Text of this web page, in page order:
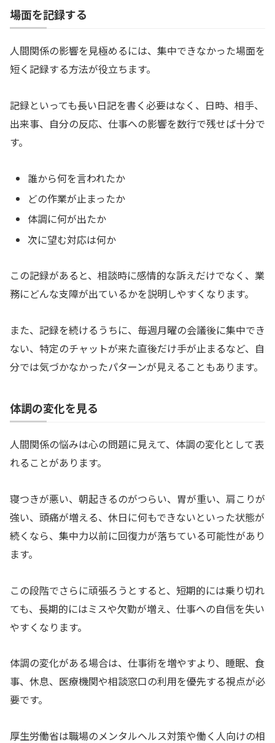
場面を記録する
人間関係の影響を見極めるには、集中できなかった場面を
短く記録する方法が役立ちます。
記録といっても長い日記を書く必要はなく、日時、相手、
出来事、自分の反応、仕事への影響を数行で残せば十分で
す。
誰から何を言われたか
どの作業が止まったか
体調に何が出たか
次に望む対応は何か
この記録があると、相談時に感情的な訴えだけでなく、業
務にどんな支障が出ているかを説明しやすくなります。
また、記録を続けるうちに、毎週月曜の会議後に集中でき
ない、特定のチャットが来た直後だけ手が止まるなど、自
分では気づかなかったパターンが見えることもあります。
体調の変化を見る
人間関係の悩みは心の問題に見えて、体調の変化として表
れることがあります。
寝つきが悪い、朝起きるのがつらい、胃が重い、肩こりが
強い、頭痛が増える、休日に何もできないといった状態が
続くなら、集中力以前に回復力が落ちている可能性があり
ます。
この段階でさらに頑張ろうとすると、短期的には乗り切れ
ても、長期的にはミスや欠勤が増え、仕事への自信を失い
やすくなります。
体調の変化がある場合は、仕事術を増やすより、睡眠、食
事、休息、医療機関や相談窓口の利用を優先する視点が必
要です。
厚生労働省は職場のメンタルヘルス対策や働く人向けの相